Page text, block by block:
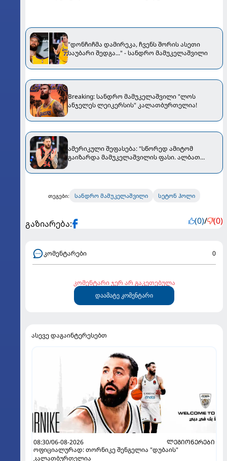
"დონჩიჩმა დამირეკა, ჩვენს შორის ასეთი
საუბარი შედგა..." - სანდრო მამუკელაშვილი
Breaking: სანდრო მამუკელაშვილი "ლოს
ანჯელეს ლეიკერსის" კალათბურთელია!
ამერიკული შეფასება: "სწორედ ამიტომ
გაიზარდა მამუკელაშვილის ფასი. ალბათ
თეგები: სანდრო მამუკელაშვილი სეტონ ჰოლი
გაზიარება: (0)/ (0)
კომენტარები 0
კომენტარი ჯერ არ გაკეთებულა
დაამატე კომენტარი
ასევე დაგაინტერესებთ
08:30/06-08-2026
ᲚᲔᲒᲘᲝᲜᲔᲠᲔᲑᲘ
ოფიციალურად: თორნიკე შენგელია "დუბაის"
კალათბურთელია